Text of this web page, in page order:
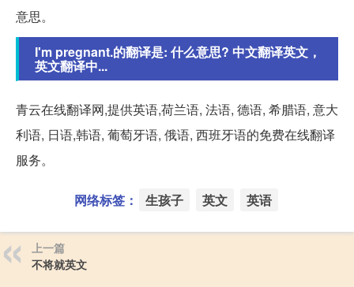
意思。
I'm pregnant.的翻译是: 什么意思? 中文翻译英文，
英文翻译中...
青云在线翻译网,提供英语,荷兰语, 法语, 德语, 希腊语, 意大
利语, 日语,韩语, 葡萄牙语, 俄语, 西班牙语的免费在线翻译
服务。
网络标签： 生孩子 英文 英语
上一篇
不将就英文